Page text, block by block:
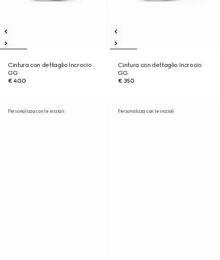
Cintura con dettaglio Incrocio
GG
€ 400
Cintura con dettaglio Incrocio
GG
€ 350
Personalizza con le iniziali Personalizza con le iniziali